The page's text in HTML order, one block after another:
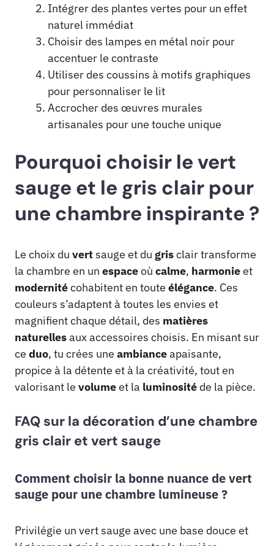
Intégrer des plantes vertes pour un effet
naturel immédiat
Choisir des lampes en métal noir pour
accentuer le contraste
Utiliser des coussins à motifs graphiques
pour personnaliser le lit
Accrocher des œuvres murales
artisanales pour une touche unique
Pourquoi choisir le vert
sauge et le gris clair pour
une chambre inspirante ?
Le choix du vertsauge et du grisclair transforme
la chambre en un espaceoù calme, harmonieet
modernitécohabitent en toute élégance. Ces
couleurs s’adaptent à toutes les envies et
magnifient chaque détail, des matières
naturellesaux accessoires choisis. En misant sur
ce duo, tu crées une ambianceapaisante,
propice à la détente et à la créativité, tout en
valorisant le volumeet la luminosité de la pièce.
FAQ sur la décoration d’une chambre
gris clair et vert sauge
Comment choisir la bonne nuance de vert
sauge pour une chambre lumineuse ?
Privilégie un vert sauge avec une base douce et